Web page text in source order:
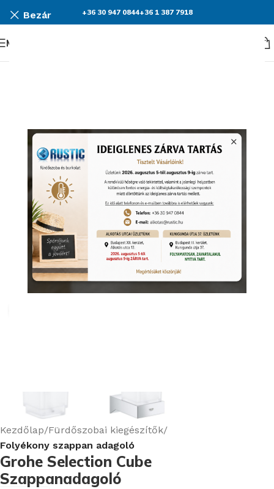
Bezár +36 30 947 0844+36 1 387 7918
Menü
Kezdőlap Fürdőszobai kiegészítők
Folyékony szappan adagoló
Grohe Selection Cube
Szappanadagoló